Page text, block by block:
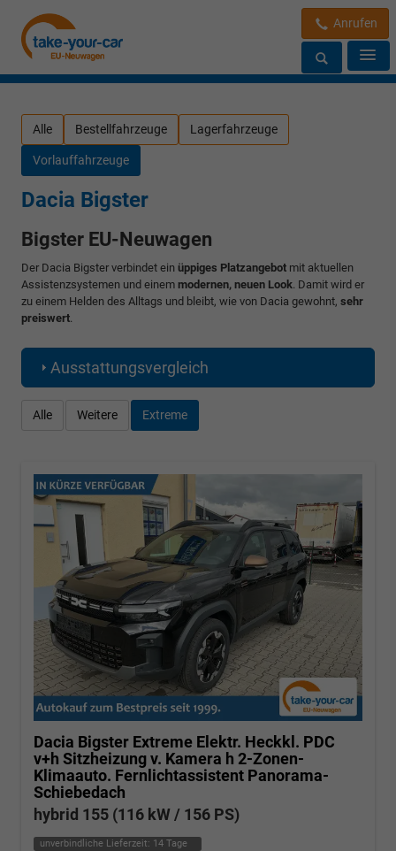
Anrufen
Alle Bestellfahrzeuge Lagerfahrzeuge
Vorlauffahrzeuge
Dacia Bigster
Bigster EU-Neuwagen
Der Dacia Bigster verbindet ein üppiges Platzangebot mit aktuellen
Assistenzsystemen und einem modernen, neuen Look . Damit wird er
zu einem Helden des Alltags und bleibt, wie von Dacia gewohnt, sehr
preiswert
Ausstattungsvergleich
Alle Weitere Extreme
Dacia Bigster Extreme Elektr. Heckkl. PDC
v+h Sitzheizung v. Kamera h 2-Zonen-
Klimaauto. Fernlichtassistent Panorama-
Schiebedach
hybrid 155 (116 kW / 156 PS)
unverbindliche Lieferzeit: 14 Tage